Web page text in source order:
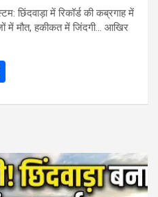
छिंदवाड़ा में रिकॉर्ड की कब्रगाह में
में मौत, हकीकत में जिंदगी… आखिर